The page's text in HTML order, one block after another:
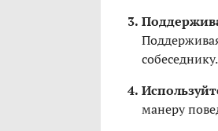
собеседнику.
манеру